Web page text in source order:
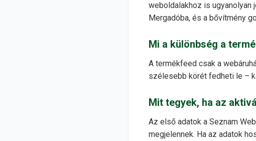
weboldalakhoz is ugyanolyan
Mergadóba, és a bővítmény
Mi a különbség a
A termékfeed csak a
szélesebb körét fedheti le –
Mit tegyek, ha az
Az első adatok a Seznam
megjelennek. Ha az adatok